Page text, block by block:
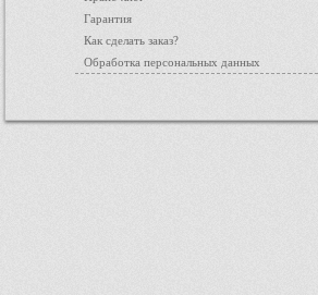
Гарантия
Как сделать заказ?
Обработка персональных данных